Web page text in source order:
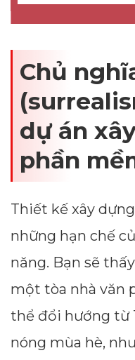
Chủ
dự án
phần
Thiết kế xây
những hạn chế
năng. Bạn sẽ
một tòa nhà văn
thể đổi hướng từ
nóng mùa hè,